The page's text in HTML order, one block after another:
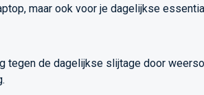
maar ook voor je dagelijkse
de dagelijkse slijtage door